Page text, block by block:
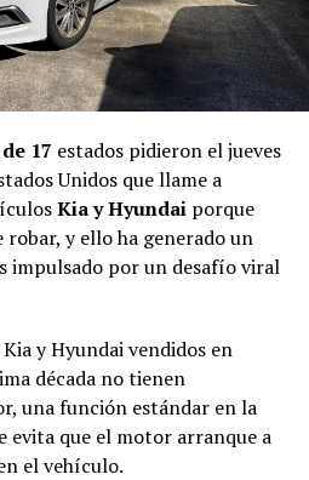
17 estados pidieron el jueves
Unidos que llame a
Kia y Hyundai porque
robar, y ello ha generado un
impulsado por un desafío viral
y Hyundai vendidos en
década no tienen
una función estándar en la
evita que el motor arranque a
el vehículo.